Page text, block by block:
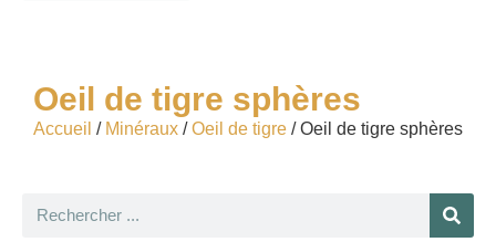
Oeil de tigre sphères
Accueil / Minéraux /Oeil de tigre / Oeil de tigre sphères